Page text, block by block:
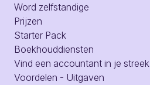
Word zelfstandige
Prijzen
Starter Pack
Boekhouddiensten
Vind een accountant in je streek
Voordelen - Uitgaven